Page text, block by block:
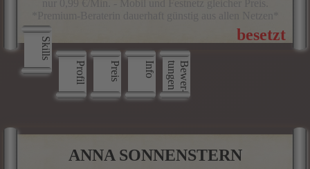
Skills
Profil
Preis Info B
e
w
e
r
­
t
u
n
g
e
n
ANNA SONNENSTERN